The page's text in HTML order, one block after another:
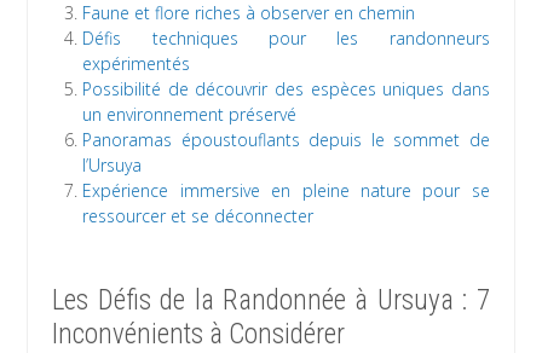
Faune et flore riches à observer en chemin
Défis techniques pour les randonneurs
expérimentés
Possibilité de découvrir des espèces uniques dans
un environnement préservé
Panoramas époustouflants depuis le sommet de
l’Ursuya
Expérience immersive en pleine nature pour se
ressourcer et se déconnecter
Les Défis de la Randonnée à Ursuya : 7
Inconvénients à Considérer